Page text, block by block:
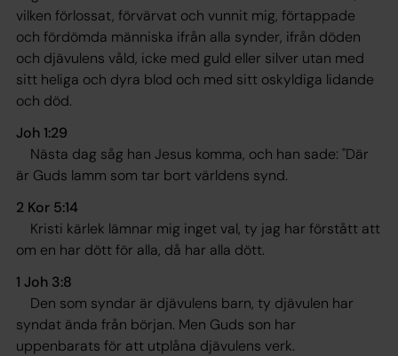
vilken förlossat, förvärvat och vunnit mig, förtappade
och fördömda människa ifrån alla synder, ifrån döden
och djävulens våld, icke med guld eller silver utan med
sitt heliga och dyra blod och med sitt oskyldiga lidande
och död.
Joh 1:29
Nästa dag såg han Jesus komma, och han sade: "Där
är Guds lamm som tar bort världens synd.
2 Kor 5:14
Kristi kärlek lämnar mig inget val, ty jag har förstått att
om en har dött för alla, då har alla dött.
1 Joh 3:8
Den som syndar är djävulens barn, ty djävulen har
syndat ända från början. Men Guds son har
uppenbarats för att utplåna djävulens verk.